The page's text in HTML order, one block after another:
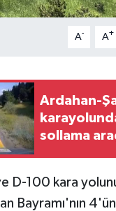
A- A+
Ardahan-
sollama
D-100 kara
Bayramı'nın